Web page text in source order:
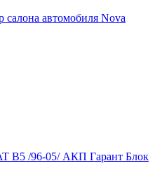
салона автомобиля Nova